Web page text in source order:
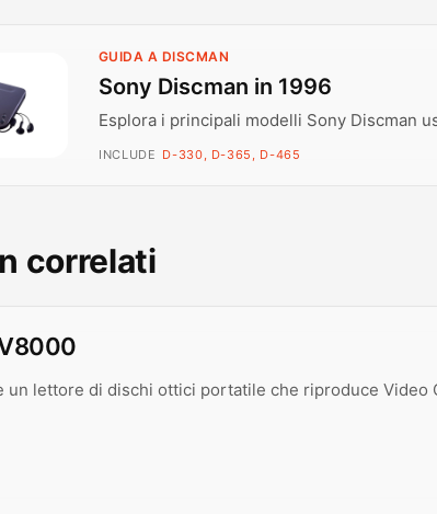
GUIDA A DISCMAN
Sony Discman in 1996
Esplora i principali modelli Sony Discman
INCLUDE D-330, D-365, D-465
correlati
un lettore di dischi ottici portatile che riproduce Video